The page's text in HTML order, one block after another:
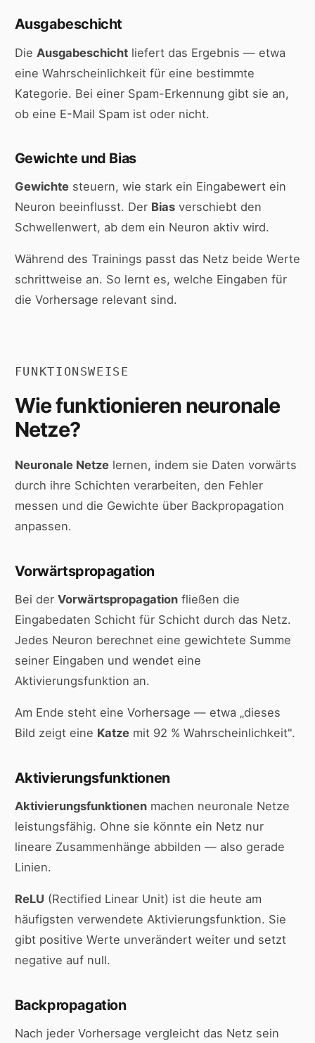
Ausgabeschicht
Die Ausgabeschichtliefert das Ergebnis — etwa
eine Wahrscheinlichkeit für eine bestimmte
Kategorie. Bei einer Spam-Erkennung gibt sie an,
ob eine E-Mail Spam ist oder nicht.
Gewichte und Bias
Gewichtesteuern, wie stark ein Eingabewert ein
Neuron beeinflusst. Der Biasverschiebt den
Schwellenwert, ab dem ein Neuron aktiv wird.
Während des Trainings passt das Netz beide Werte
schrittweise an. So lernt es, welche Eingaben für
die Vorhersage relevant sind.
FUNKTIONSWEISE
Wie funktionieren neuronale
Netze?
Neuronale Netzelernen, indem sie Daten vorwärts
durch ihre Schichten verarbeiten, den Fehler
messen und die Gewichte über Backpropagation
anpassen.
Vorwärtspropagation
Bei der Vorwärtspropagationfließen die
Eingabedaten Schicht für Schicht durch das Netz.
Jedes Neuron berechnet eine gewichtete Summe
seiner Eingaben und wendet eine
Aktivierungsfunktion an.
Am Ende steht eine Vorhersage — etwa „dieses
Bild zeigt eine Katzemit 92 % Wahrscheinlichkeit".
Aktivierungsfunktionen
Aktivierungsfunktionenmachen neuronale Netze
leistungsfähig. Ohne sie könnte ein Netz nur
lineare Zusammenhänge abbilden — also gerade
Linien.
ReLU (Rectified Linear Unit) ist die heute am
häufigsten verwendete Aktivierungsfunktion. Sie
gibt positive Werte unverändert weiter und setzt
negative auf null.
Backpropagation
Nach jeder Vorhersage vergleicht das Netz sein